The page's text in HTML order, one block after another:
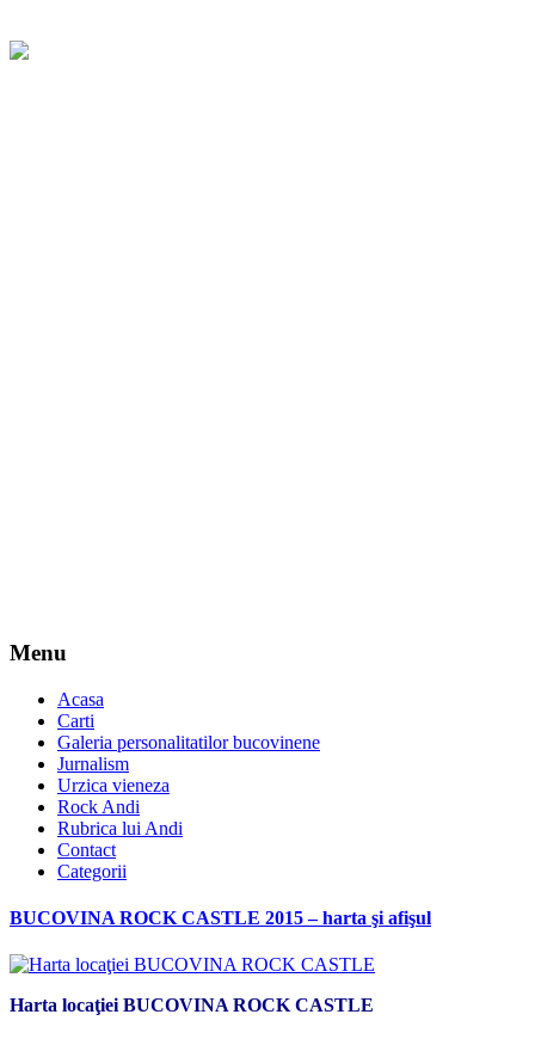
Menu
Acasa
Carti
Galeria personalitatilor bucovinene
Jurnalism
Urzica vieneza
Rock Andi
Rubrica lui Andi
Contact
Categorii
BUCOVINA ROCK CASTLE 2015 – harta şi afişul
Harta locaţiei BUCOVINA ROCK CASTLE